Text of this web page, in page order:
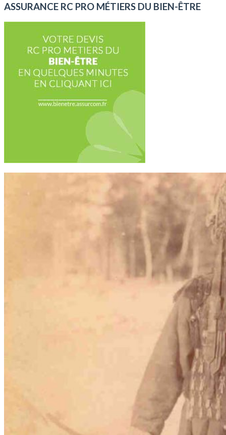
ASSURANCE RC PRO MÉTIERS DU BIEN-ÊTRE